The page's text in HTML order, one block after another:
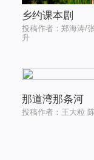
乡约课本剧
投稿作者：郑海涛/
升
那道湾那条河
投稿作者：王大粒